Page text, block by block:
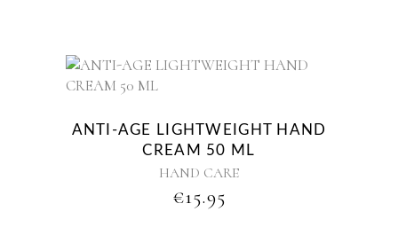
ANTI-AGE LIGHTWEIGHT HAND
CREAM 50 ML
HAND CARE
€15.95